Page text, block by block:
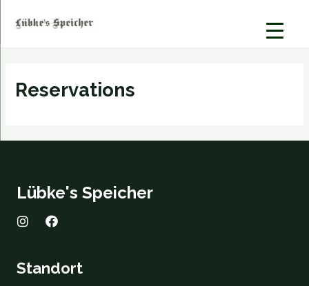
Inhalt
springen
Reservations
Lübke's Speicher
I
n
a
F
a
b
Standort